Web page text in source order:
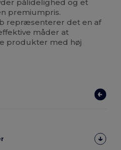
pålidelighed og et
premiumpris.
repræsenterer det en af
måder at
produkter med høj